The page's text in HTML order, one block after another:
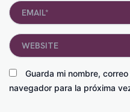
Email*
Guarda mi nombre,
navegador para la próxima
Website